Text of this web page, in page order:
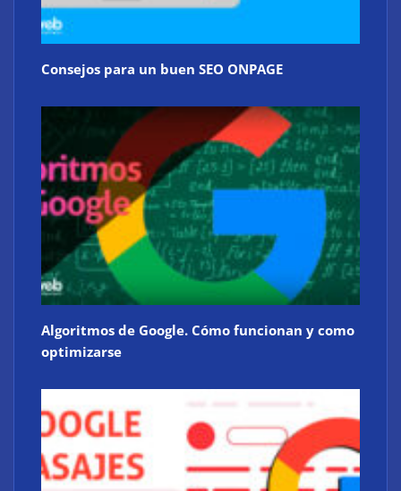
Consejos para un buen SEO ONPAGE
Algoritmos de Google. Cómo funcionan y como
optimizarse